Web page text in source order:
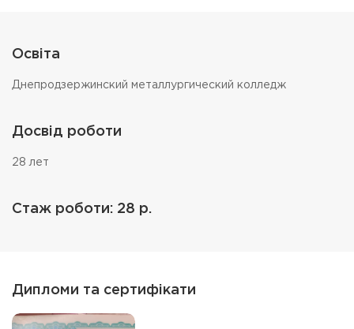
Освіта
Днепродзержинский металлургический колледж
Досвід роботи
28 лет
Стаж роботи: 28 р.
Дипломи та сертифікати